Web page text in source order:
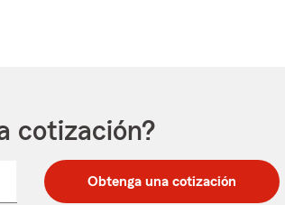
cotización?
Obtenga una cotización